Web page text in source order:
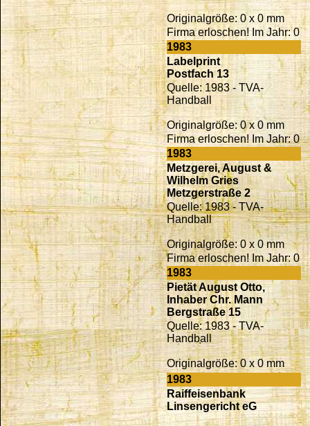
Originalgröße: 0 x 0 mm
Firma erloschen! Im Jahr: 0
1983
Labelprint
Postfach 13
Quelle: 1983 - TVA-
Handball
Originalgröße: 0 x 0 mm
Firma erloschen! Im Jahr: 0
1983
Metzgerei, August &
Wilhelm Gries
Metzgerstraße 2
Quelle: 1983 - TVA-
Handball
Originalgröße: 0 x 0 mm
Firma erloschen! Im Jahr: 0
1983
Pietät August Otto,
Inhaber Chr. Mann
Bergstraße 15
Quelle: 1983 - TVA-
Handball
Originalgröße: 0 x 0 mm
1983
Raiffeisenbank
Linsengericht eG